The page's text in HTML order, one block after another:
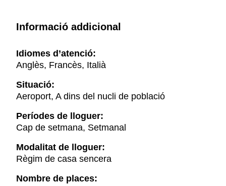
Informació addicional
Idiomes d’atenció:
Anglès, Francès, Italià
Situació:
Aeroport, A dins del nucli de població
Períodes de lloguer:
Cap de setmana, Setmanal
Modalitat de lloguer:
Règim de casa sencera
Nombre de places: